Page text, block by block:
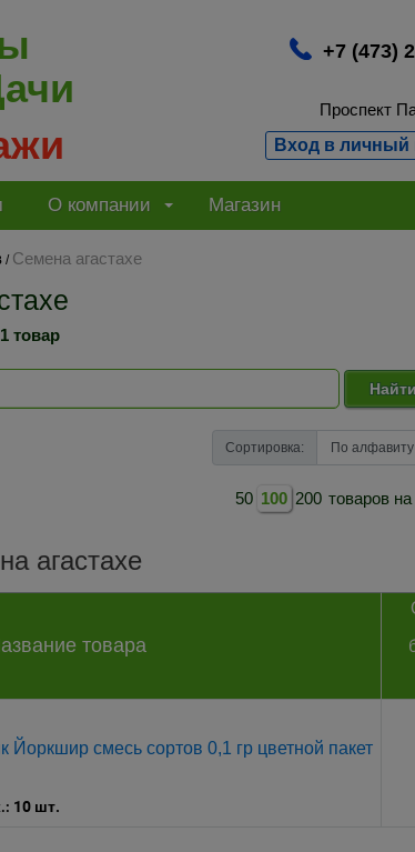
+7 (473)
Проспект
Вход в личный
О компании Магазин
/ Семена агастахе
1 товар
Найти
Сортировка:
50 100 200 товаров
агастахе
товара
Йоркшир смесь сортов 0,1 гр цветной пакет
10 шт.